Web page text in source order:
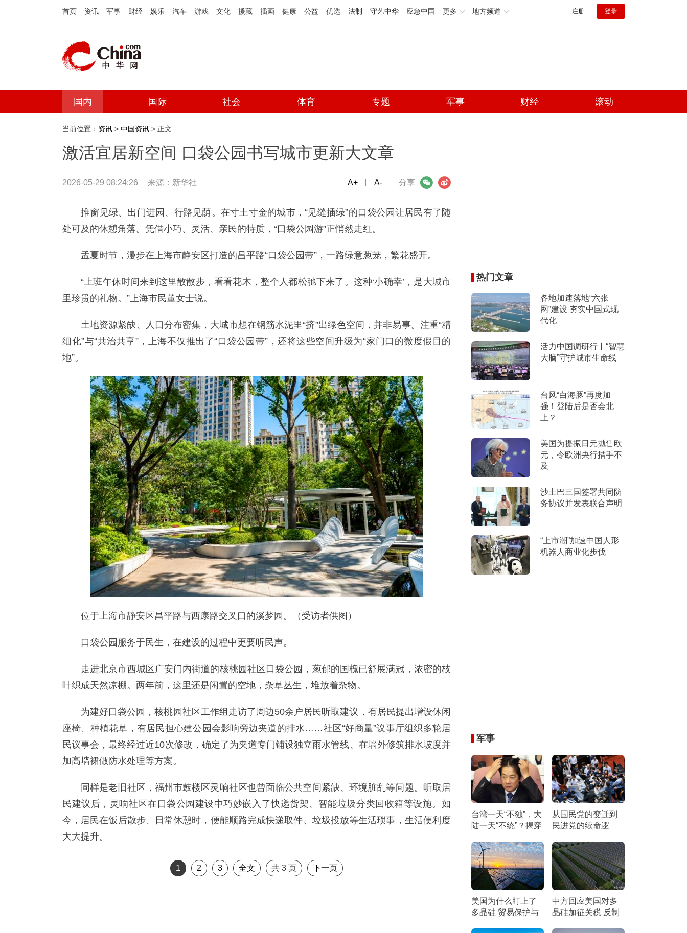
首页 资讯 军事 财经 娱乐 汽车 游戏 文化 援藏 插画 健康 公益 优选 法制 守艺中华 应急中国 更多 地方频道 注册 登录
国内 国际 社会 体育 专题 军事 财经 滚动
当前位置： 资讯 > 中国资讯 > 正文
激活宜居新空间 口袋公园书写城市更新大文章
2026-05-29 08:24:26 来源： 新华社 分享
微信 微博
A+ A-
推窗见绿、出门进园、行路见荫。在寸土寸金的城市，“见缝插绿”的口袋公园让居民有了随
处可及的休憩角落。凭借小巧、灵活、亲民的特质，“口袋公园游”正悄然走红。
孟夏时节，漫步在上海市静安区打造的昌平路“口袋公园带”，一路绿意葱茏，繁花盛开。
“上班午休时间来到这里散散步，看看花木，整个人都松弛下来了。这种‘小确幸’，是大城市
里珍贵的礼物。”上海市民董女士说。
土地资源紧缺、人口分布密集，大城市想在钢筋水泥里“挤”出绿色空间，并非易事。注重“精
细化”与“共治共享”，上海不仅推出了“口袋公园带”，还将这些空间升级为“家门口的微度假目的
地”。
位于上海市静安区昌平路与西康路交叉口的溪梦园。（受访者供图）
口袋公园服务于民生，在建设的过程中更要听民声。
走进北京市西城区广安门内街道的核桃园社区口袋公园，葱郁的国槐已舒展满冠，浓密的枝
叶织成天然凉棚。两年前，这里还是闲置的空地，杂草丛生，堆放着杂物。
为建好口袋公园，核桃园社区工作组走访了周边50余户居民听取建议，有居民提出增设休闲
座椅、种植花草，有居民担心建公园会影响旁边夹道的排水……社区“好商量”议事厅组织多轮居
民议事会，最终经过近10次修改，确定了为夹道专门铺设独立雨水管线、在墙外修筑排水坡度并
加高墙裙做防水处理等方案。
同样是老旧社区，福州市鼓楼区灵响社区也曾面临公共空间紧缺、环境脏乱等问题。听取居
民建议后，灵响社区在口袋公园建设中巧妙嵌入了快递货架、智能垃圾分类回收箱等设施。如
今，居民在饭后散步、日常休憩时，便能顺路完成快递取件、垃圾投放等生活琐事，生活便利度
大大提升。
1 2 3 全文 共 3 页 下一页
热门文章
各地加速落地“六张
网”建设 夯实中国式现
代化
活力中国调研行丨“智慧
大脑”守护城市生命线
台风“白海豚”再度加
强！登陆后是否会北
上？
美国为提振日元抛售欧
元，令欧洲央行措手不
及
沙土巴三国签署共同防
务协议并发表联合声明
“上市潮”加速中国人形
机器人商业化步伐
军事
台湾一天“不独”，大
陆一天“不统”？揭穿
算
从国民党的变迁到
民进党的续命逻
台湾”叙事被揭穿
美国为什么盯上了
多晶硅 贸易保护与
中方回应美国对多
晶硅加征关税 反制